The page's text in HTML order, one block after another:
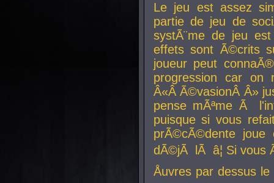
Le jeu est assez
partie de jeu de
systÃ¨me de jeu
effets sont Ã©crits
joueur peut
progression car
Â«Â Ã©vasionÂ Â»
pense mÃªme Ã
puisque si vous
prÃ©cÃ©dente
dÃ©jÃ lÃ â¦ Si vous
Åuvres par dessus